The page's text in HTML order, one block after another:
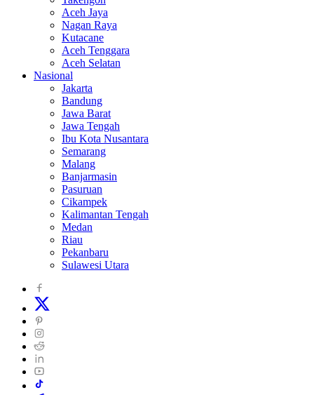
Aceh Jaya
Nagan Raya
Kutacane
Aceh Tenggara
Aceh Selatan
Nasional
Jakarta
Bandung
Jawa Barat
Jawa Tengah
Ibu Kota Nusantara
Semarang
Malang
Banjarmasin
Pasuruan
Cikampek
Kalimantan Tengah
Medan
Riau
Pekanbaru
Sulawesi Utara